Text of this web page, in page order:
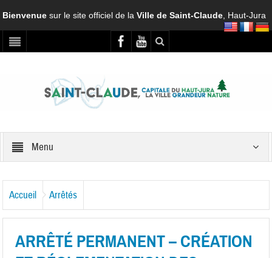
Bienvenuesur le site officiel de laVille de Saint-Claude , Haut-Jura
Menu
Accueil Arrêtés
ARRÊTÉ PERMANENT – CRÉATION